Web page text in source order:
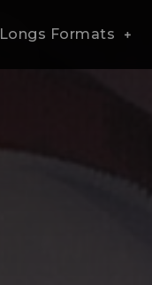
Longs Formats